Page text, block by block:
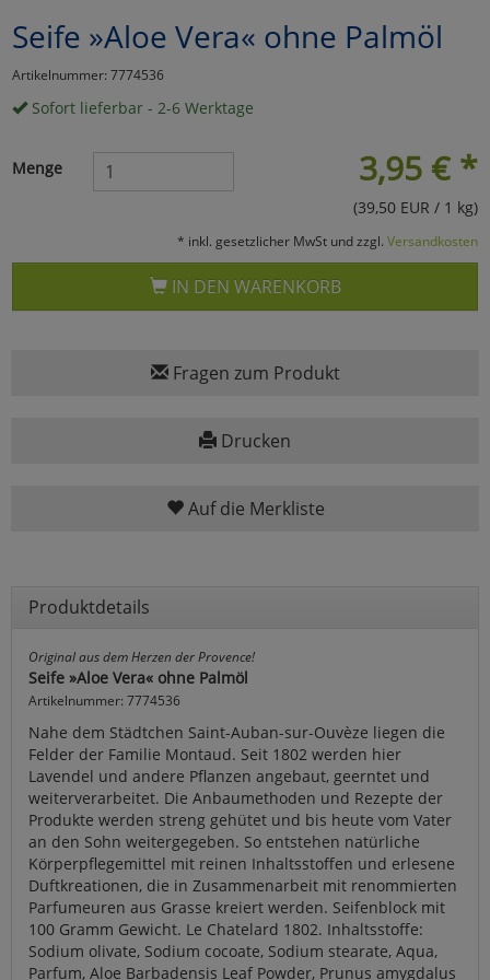
Seife »Aloe Vera« ohne Palmöl
Artikelnummer: 7774536
Sofort lieferbar - 2-6 Werktage
3,95 € *
Menge
(39,50 EUR / 1 kg)
* inkl. gesetzlicher MwSt und zzgl. Versandkosten
IN DEN WARENKORB
Fragen zum Produkt
Drucken
Auf die Merkliste
Produktdetails
Original aus dem Herzen der Provence!
Seife »Aloe Vera« ohne Palmöl
Artikelnummer: 7774536
Nahe dem Städtchen Saint-Auban-sur-Ouvèze liegen die
Felder der Familie Montaud. Seit 1802 werden hier
Lavendel und andere Pflanzen angebaut, geerntet und
weiterverarbeitet. Die Anbaumethoden und Rezepte der
Produkte werden streng gehütet und bis heute vom Vater
an den Sohn weitergegeben. So entstehen natürliche
Körperpflegemittel mit reinen Inhaltsstoffen und erlesene
Duftkreationen, die in Zusammenarbeit mit renommierten
Parfumeuren aus Grasse kreiert werden. Seifenblock mit
100 Gramm Gewicht. Le Chatelard 1802. Inhaltsstoffe:
Sodium olivate, Sodium cocoate, Sodium stearate, Aqua,
Parfum, Aloe Barbadensis Leaf Powder, Prunus amygdalus
Marketing
Umfragetools
Cookies
Einstellungen speichern
zurückzu Haupptseite